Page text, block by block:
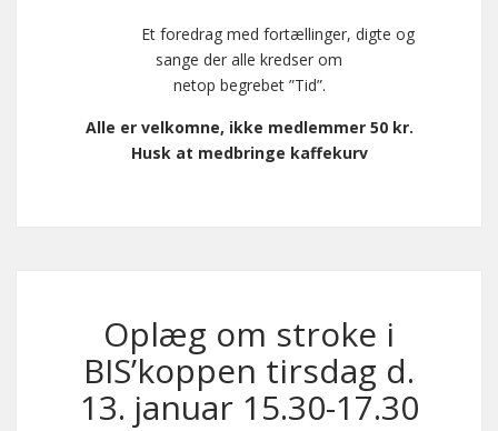
Et foredrag med fortællinger, digte og
sange der alle kredser om
netop begrebet ”Tid”.
Alle er velkomne, ikke medlemmer 50 kr.
Husk at medbringe kaffekurv
Oplæg om stroke i
BIS’koppen tirsdag d.
13. januar 15.30-17.30